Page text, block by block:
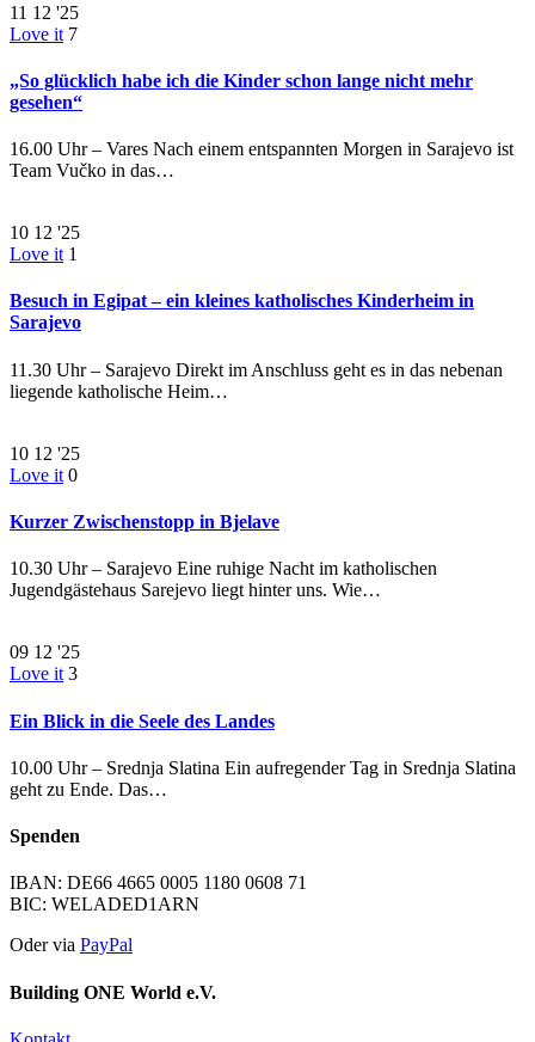
11 12 '25
Love it 7
„So glücklich habe ich die Kinder schon lange nicht mehr
gesehen“
16.00 Uhr – Vares Nach einem entspannten Morgen in Sarajevo ist
Team Vučko in das…
10 12 '25
Love it 1
Besuch in Egipat – ein kleines katholisches Kinderheim in
Sarajevo
11.30 Uhr – Sarajevo Direkt im Anschluss geht es in das nebenan
liegende katholische Heim…
10 12 '25
Love it 0
Kurzer Zwischenstopp in Bjelave
10.30 Uhr – Sarajevo Eine ruhige Nacht im katholischen
Jugendgästehaus Sarejevo liegt hinter uns. Wie…
09 12 '25
Love it 3
Ein Blick in die Seele des Landes
10.00 Uhr – Srednja Slatina Ein aufregender Tag in Srednja Slatina
geht zu Ende. Das…
Spenden
IBAN: DE66 4665 0005 1180 0608 71
BIC: WELADED1ARN
Oder via PayPal
Building ONE World e.V.